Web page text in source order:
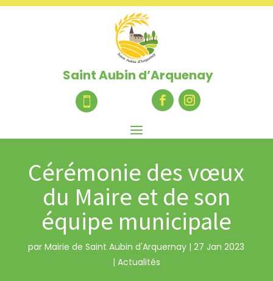
Saint Aubin d’Arquenay

Cérémonie des vœux
du Maire et de son
équipe municipale
parMairie de Saint Aubin d'Arquernay |27 Jan 2023
| Actualités